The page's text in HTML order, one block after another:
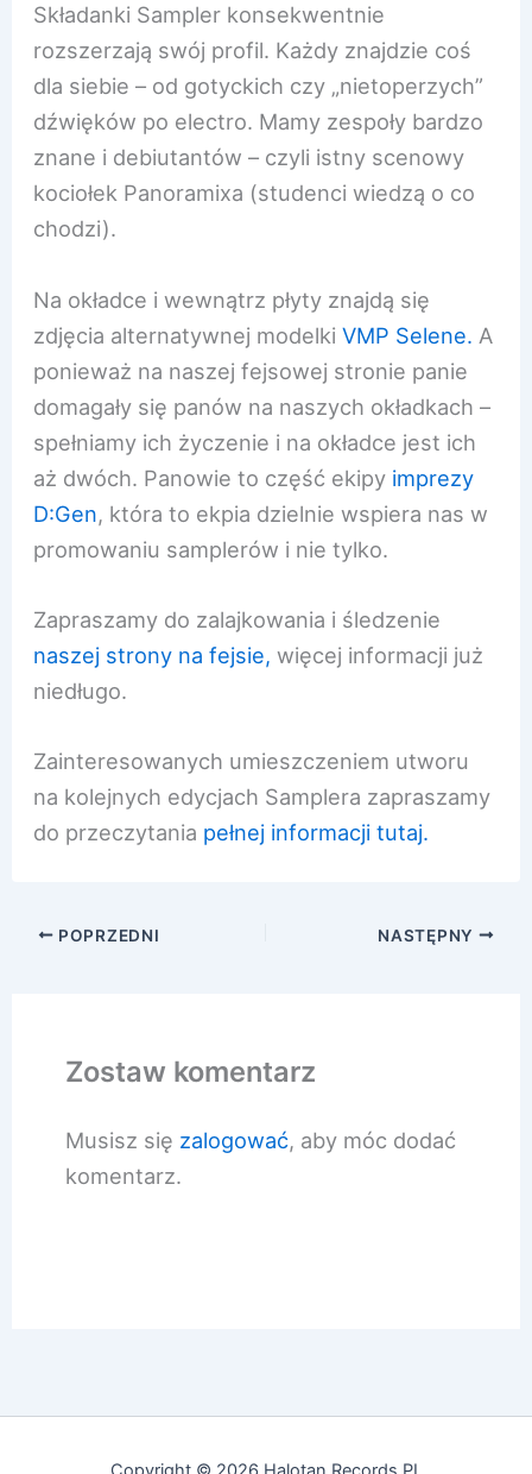
Składanki Sampler konsekwentnie
rozszerzają swój profil. Każdy znajdzie coś
dla siebie – od gotyckich czy „nietoperzych”
dźwięków po electro. Mamy zespoły bardzo
znane i debiutantów – czyli istny scenowy
kociołek Panoramixa (studenci wiedzą o co
chodzi).
Na okładce i wewnątrz płyty znajdą się
zdjęcia alternatywnej modelkiVMP Selene. A
ponieważ na naszej fejsowej stronie panie
domagały się panów na naszych okładkach –
spełniamy ich życzenie i na okładce jest ich
aż dwóch. Panowie to część ekipy imprezy
D:Gen, która to ekpia dzielnie wspiera nas w
promowaniu samplerów i nie tylko.
Zapraszamy do zalajkowania i śledzenie
naszej strony na fejsie, więcej informacji już
niedługo.
Zainteresowanych umieszczeniem utworu
na kolejnych edycjach Samplera zapraszamy
do przeczytania pełnej informacji tutaj.
POPRZEDNI NASTĘPNY
Zostaw komentarz
Musisz się zalogować, aby móc dodać
komentarz.